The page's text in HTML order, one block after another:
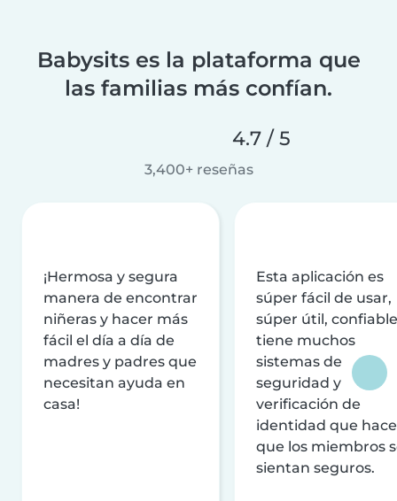
Babysits es la plataforma que
las familias más confían.
4.7 / 5
3,400+ reseñas
¡Hermosa y segura
manera de encontrar
niñeras y hacer más
fácil el día a día de
madres y padres que
necesitan ayuda en
casa!
Esta aplicación es
súper fácil de usar,
súper útil,
tiene muchos
sistemas de
seguridad y
verificación de
identidad que
que los miembros
sientan seguros.